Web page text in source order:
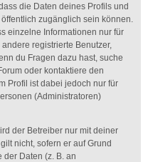
die Daten deines Profils und
zugänglich sein können.
einzelne Informationen nur für
registrierte Benutzer,
du Fragen dazu hast, suche
oder kontaktiere den
Profil ist dabei jedoch nur für
(Administratoren)
der Betreiber nur mit deiner
nicht, sofern er auf Grund
Daten (z. B. an